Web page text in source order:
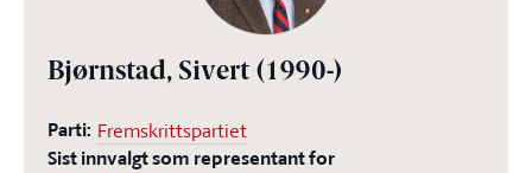
Bjørnstad, Sivert (1990-)
Parti: Fremskrittspartiet
Sist innvalgt som representant for